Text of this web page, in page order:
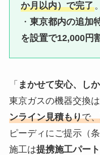
か月以内）で完了。
・東京都内の追加
を設置で12,000円
「 まかせて安心、しか
東京ガスの機器交換は
ンライン見積もりで、
ピーディにご提示（
施工は提携施工パー